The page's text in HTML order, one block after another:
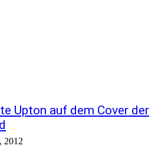
Upton auf dem Cover der
2012